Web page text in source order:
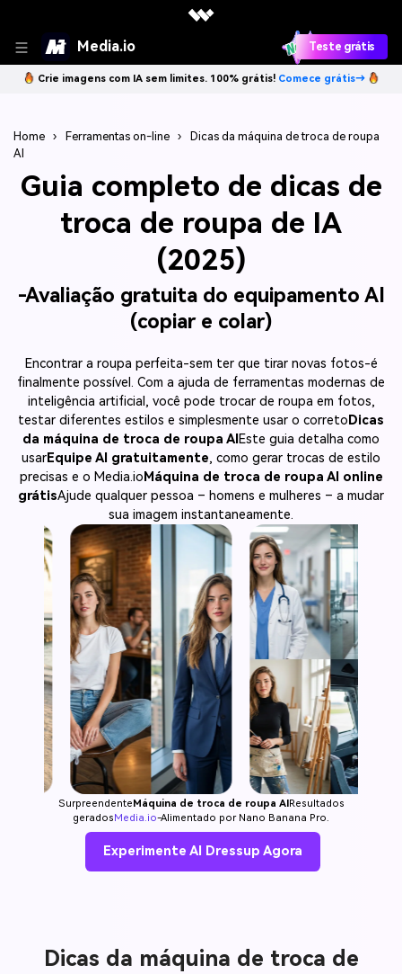
Media.io Teste grátis
Crie imagens com IA sem limites. 100% grátis! Comece grátis→
Home › Ferramentas on-line ›
Dicas da máquina de troca de roupa
AI
Guia completo de dicas de
troca de roupa de IA
(2025)
-Avaliação gratuita do equipamento AI
(copiar e colar)
Encontrar a roupa perfeita-sem ter que tirar novas fotos-é
finalmente possível. Com a ajuda de ferramentas modernas de
inteligência artificial, você pode trocar de roupa em fotos,
testar diferentes estilos e simplesmente usar o correto Dicas
da máquina de troca de roupa AI Este guia detalha como
usarEquipe AI gratuitamente, como gerar trocas de estilo
precisas e o Media.io Máquina de troca de roupa AI online
grátisAjude qualquer pessoa – homens e mulheres – a mudar
sua imagem instantaneamente.
Surpreendente Máquina de troca de roupa AI Resultados
gerados Media.io-Alimentado por Nano Banana Pro.
Experimente AI Dressup Agora
Dicas da máquina de troca de